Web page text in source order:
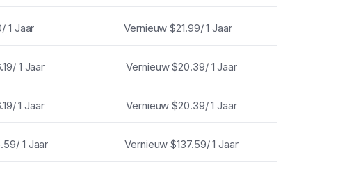
1 Jaar Vernieuw $21.99/ 1 Jaar
1 Jaar Vernieuw $20.39/ 1 Jaar
1 Jaar Vernieuw $20.39/ 1 Jaar
1 Jaar Vernieuw $137.59/ 1 Jaar